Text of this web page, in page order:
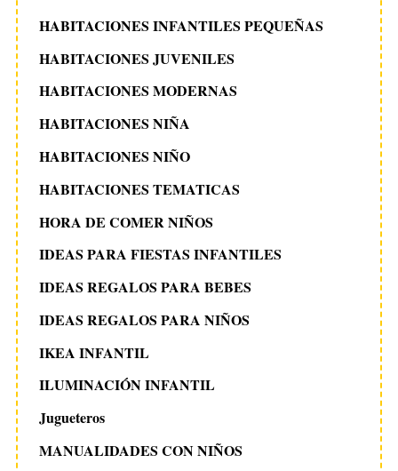
HABITACIONES INFANTILES PEQUEÑAS
HABITACIONES JUVENILES
HABITACIONES MODERNAS
HABITACIONES NIÑA
HABITACIONES NIÑO
HABITACIONES TEMATICAS
HORA DE COMER NIÑOS
IDEAS PARA FIESTAS INFANTILES
IDEAS REGALOS PARA BEBES
IDEAS REGALOS PARA NIÑOS
IKEA INFANTIL
ILUMINACIÓN INFANTIL
Jugueteros
MANUALIDADES CON NIÑOS